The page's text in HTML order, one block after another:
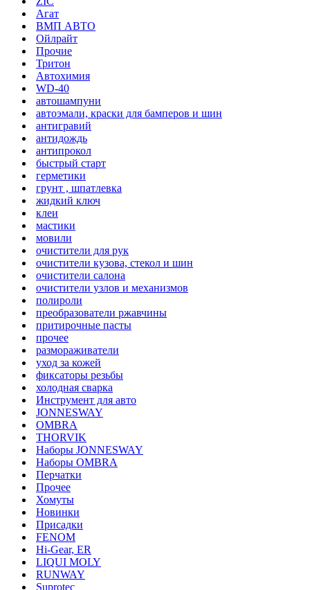
Агат
ВМП АВТО
Ойлрайт
Прочие
Тритон
Автохимия
WD-40
автошампуни
автоэмали, краски для бамперов и шин
антигравий
антидождь
антипрокол
быстрый старт
герметики
грунт , шпатлевка
жидкий ключ
клеи
мастики
мовили
очистители для рук
очистители кузова, стекол и шин
очистители салона
очистители узлов и механизмов
полироли
преобразователи ржавчины
притирочные пасты
прочее
размораживатели
уход за кожей
фиксаторы резьбы
холодная сварка
Инструмент для авто
JONNESWAY
OMBRA
THORVIK
Наборы JONNESWAY
Наборы OMBRA
Перчатки
Прочее
Хомуты
Новинки
Присадки
FENOM
Hi-Gear, ER
LIQUI MOLY
RUNWAY
Suprotec